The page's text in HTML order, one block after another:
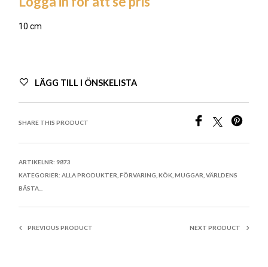
10 cm
LÄGG TILL I ÖNSKELISTA
SHARE THIS PRODUCT
ARTIKELNR: 9873
KATEGORIER:ALLA PRODUKTER ,FÖRVARING ,KÖK ,MUGGAR ,VÄRLDENS
BÄSTA...
PREVIOUS PRODUCT NEXT PRODUCT